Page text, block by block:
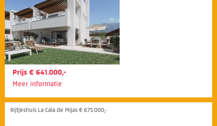
Prijs € 641.000,-
Meer informatie
Rijtjeshuis La Cala de Mijas € 675.000,-